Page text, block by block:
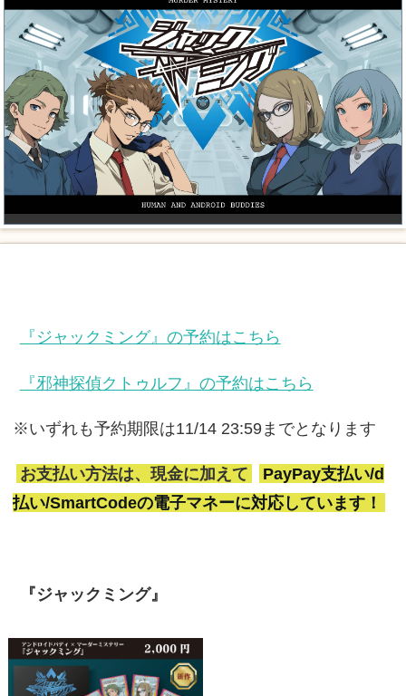
『ジャックミング』の予約はこちら
『邪神探偵クトゥルフ』の予約はこちら
※いずれも予約期限は11/14 23:59までとなります
お支払い方法は、現金に加えて
PayPay支払い/d
払い/SmartCodeの電子マネーに対応しています！
『ジャックミング』